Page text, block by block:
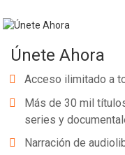
Únete Ahora
Acceso ilimitado a
Más de 30 mil
series y
Narración de